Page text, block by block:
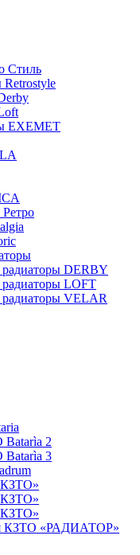
Стиль
EXEMET
DERBY
LOFT
VELAR
Batarìa 2
Batarìa 3
КЗТО «РАДИАТОР»